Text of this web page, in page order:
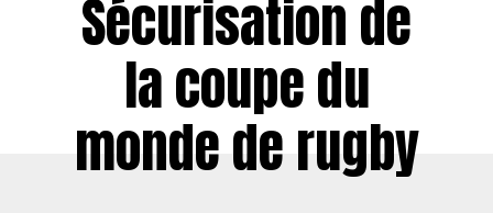
Sécurisation de
la coupe du
monde de rugby